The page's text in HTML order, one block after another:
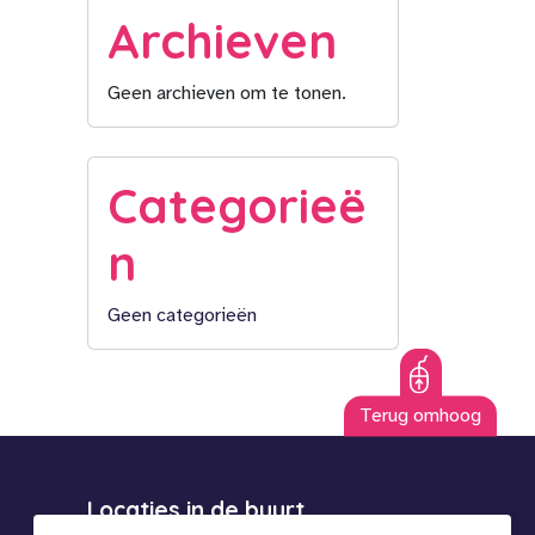
Archieven
Geen archieven om te tonen.
Categorieë
n
Geen categorieën
Terug omhoog
Locaties in de buurt